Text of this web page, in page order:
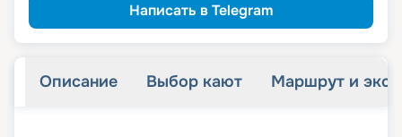
Написать в Telegram
Описание Выбор кают Маршрут и